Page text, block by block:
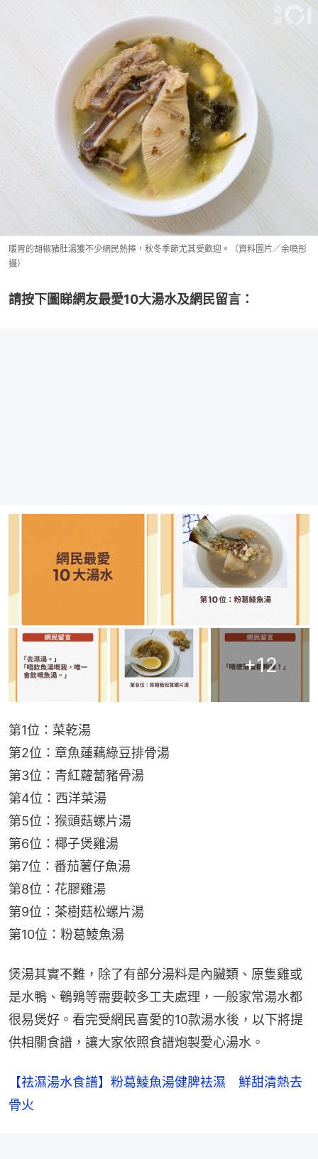
暖胃的胡椒豬肚湯獲不少網民熱捧，秋冬季節尤其受歡迎。（資料圖片／余曉彤
攝）
請按下圖睇網友最愛10大湯水及網民留言：
+12
第1位：菜乾湯
第2位：章魚蓮藕綠豆排骨湯
第3位：青紅蘿蔔豬骨湯
第4位：西洋菜湯
第5位：猴頭菇螺片湯
第6位：椰子煲雞湯
第7位：番茄薯仔魚湯
第8位：花膠雞湯
第9位：茶樹菇松螺片湯
第10位：粉葛鯪魚湯
煲湯其實不難，除了有部分湯料是內臟類、原隻雞或
是水鴨、鵪鶉等需要較多工夫處理，一般家常湯水都
很易煲好。看完受網民喜愛的10款湯水後，以下將提
供相關食譜，讓大家依照食譜炮製愛心湯水。
【祛濕湯水食譜】粉葛鯪魚湯健脾袪濕　鮮甜清熱去
骨火